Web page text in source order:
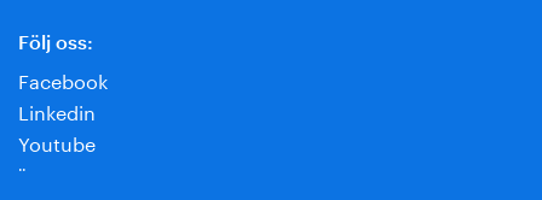
Följ oss:
Facebook
Linkedin
Youtube
¨